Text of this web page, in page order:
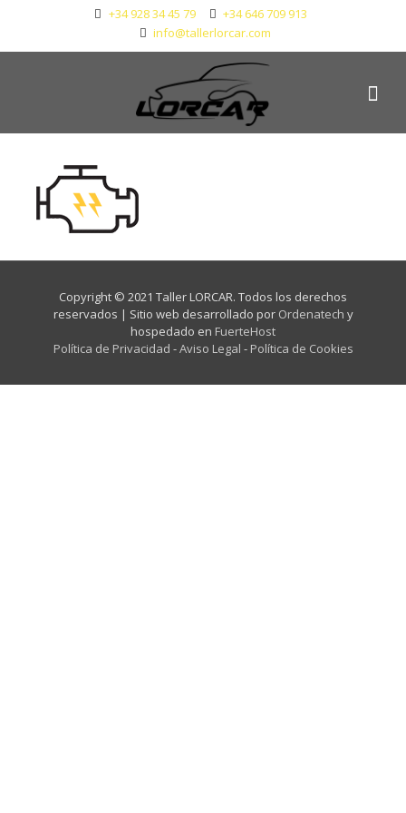
+34 928 34 45 79
+34 646 709 913
info@tallerlorcar.com
Copyright © 2021 Taller LORCAR. Todos los derechos
reservados | Sitio web desarrollado por Ordenatech y
hospedado en FuerteHost
Política de Privacidad -Aviso Legal - Política de Cookies